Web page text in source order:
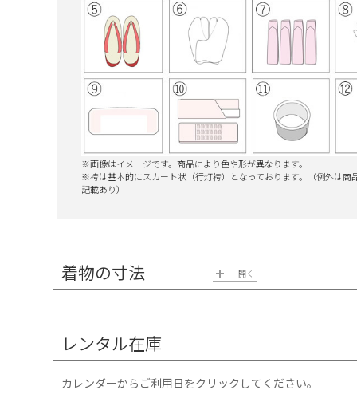
※画像はイメージです。商品により色や形が異なります。
※袴は基本的にスカート状（行灯袴）となっております。（例外は商
記載あり）
着物の寸法 開く
レンタル在庫
カレンダーからご利用日をクリックしてください。